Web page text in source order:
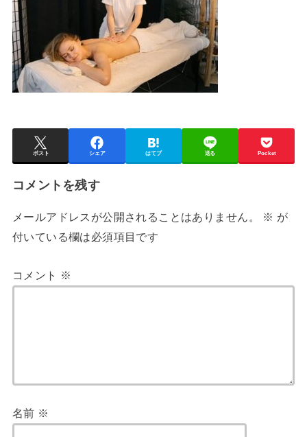
ポスト シェア はてブ 送る Pocket
コメントを残す
メールアドレスが公開されることはありません。 ※ が
付いている欄は必須項目です
コメント ※
名前 ※